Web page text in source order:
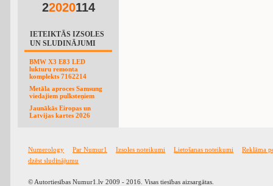
22020114
IETEIKTĀS IZSOLES
UN SLUDINĀJUMI
BMW X3 E83 LED
lukturu remonta
komplekts 7162214
Metāla aproces Samsung
viedajiem pulksteņiem
Jaunākās Eiropas un
Latvijas kartes 2026
Numerology Par Numur1 Izsoles noteikumi Lietošanas noteikumi
Reklāma
dzēst sludinājumu
© Autortiesības Numur1.lv 2009 - 2016. Visas tiesības aizsargātas.